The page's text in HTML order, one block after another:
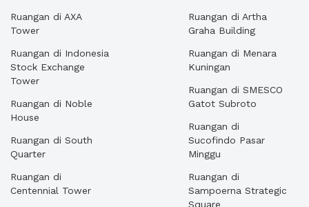
Ruangan di AXA
Tower
Ruangan di Indonesia
Stock Exchange
Tower
Ruangan di Noble
House
Ruangan di South
Quarter
Ruangan di
Centennial Tower
Ruangan di Artha
Graha Building
Ruangan di Menara
Kuningan
Ruangan di SMESCO
Gatot Subroto
Ruangan di
Sucofindo Pasar
Minggu
Ruangan di
Sampoerna Strategic
Square